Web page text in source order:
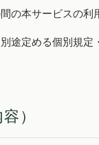
の本サービスの利
途定める個別規
）